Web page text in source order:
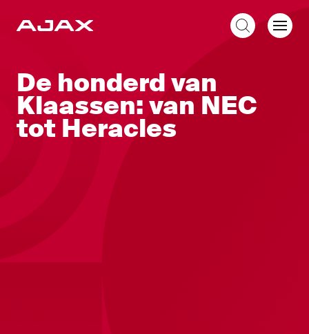
De honderd van
Klaassen: van NEC
tot Heracles